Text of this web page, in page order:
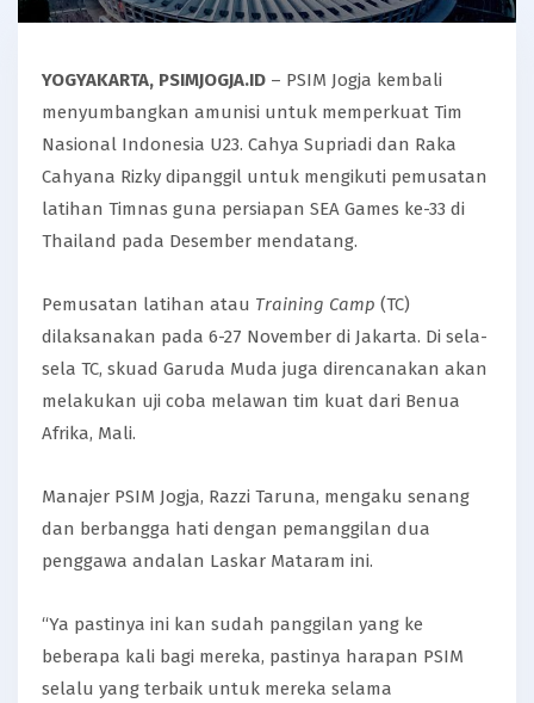
YOGYAKARTA, PSIMJOGJA.ID – PSIM Jogja kembali
menyumbangkan amunisi untuk memperkuat Tim
Nasional Indonesia U23. Cahya Supriadi dan Raka
Cahyana Rizky dipanggil untuk mengikuti pemusatan
latihan Timnas guna persiapan SEA Games ke-33 di
Thailand pada Desember mendatang.
Pemusatan latihan atau Training Camp (TC)
dilaksanakan pada 6-27 November di Jakarta. Di sela-
sela TC, skuad Garuda Muda juga direncanakan akan
melakukan uji coba melawan tim kuat dari Benua
Afrika, Mali.
Manajer PSIM Jogja, Razzi Taruna, mengaku senang
dan berbangga hati dengan pemanggilan dua
penggawa andalan Laskar Mataram ini.
“Ya pastinya ini kan sudah panggilan yang ke
beberapa kali bagi mereka, pastinya harapan PSIM
selalu yang terbaik untuk mereka selama